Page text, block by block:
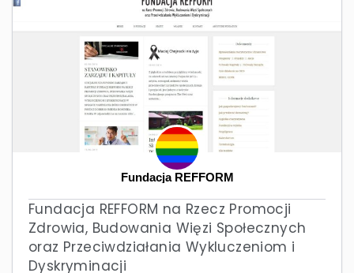
Fundacja REFFORM
Fundacja REFFORM na Rzecz Promocji
Zdrowia, Budowania Więzi Społecznych
oraz Przeciwdziałania Wykluczeniom i
Dyskryminacji